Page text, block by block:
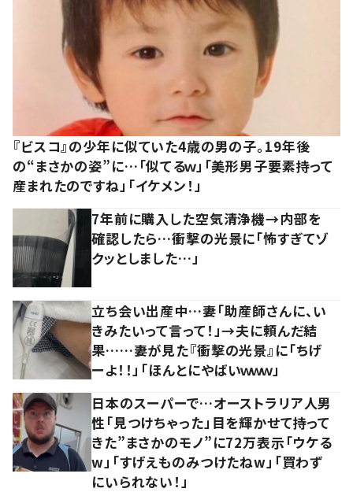
『ビスコ』の少年に似ていた4歳の男の子。19年後
の“まさかの姿”に…「似てるｗ」「美形男子要素持って
産まれたのですね」「イケメン！」
7年前に購入した空気清浄機→内部を
確認したら…衝撃の光景に「怖すぎてゾ
クッとしました…」
立ち会い出産中…妻「助産師さんに、い
きみたいって言って！」→夫に頼んだ結
果……妻が見た『衝撃の光景』に「ちげ
ーよ！！」「ほんとにやばいｗｗｗ」
日本のスーパーで…オーストラリア人男
性「見つけちゃった」目を輝かせて持って
きた”まさかのモノ”に72万表示「ウケる
w」「すげえものみつけたねw」「買わず
にいられない！」